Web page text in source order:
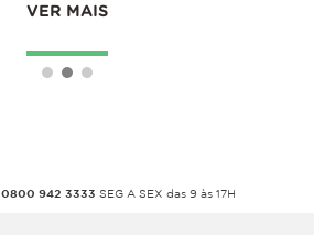
VER MAIS
0800 942 3333 SEG A SEX das 9 às 17H